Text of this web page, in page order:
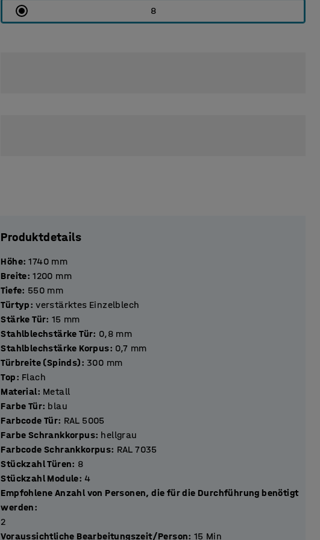
8
Produktdetails
Höhe: 1740 mm
Breite: 1200 mm
Tiefe: 550 mm
Türtyp: verstärktes Einzelblech
Stärke Tür: 15 mm
Stahlblechstärke Tür: 0,8 mm
Stahlblechstärke Korpus: 0,7 mm
Türbreite (Spinds): 300 mm
Top: Flach
Material: Metall
Farbe Tür: blau
Farbcode Tür: RAL 5005
Farbe Schrankkorpus: hellgrau
Farbcode Schrankkorpus: RAL 7035
Stückzahl Türen: 8
Stückzahl Module: 4
Empfohlene Anzahl von Personen, die für die Durchführung benötigt
werden:
2
Voraussichtliche Bearbeitungszeit/Person: 15 Min